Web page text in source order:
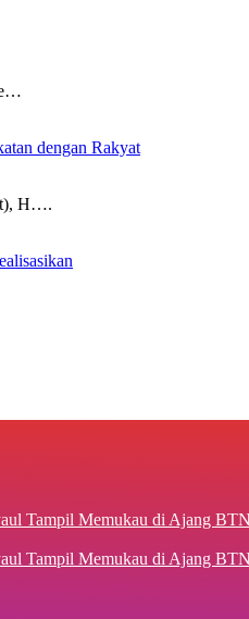
dengan Rakyat
H….
Tampil Memukau di Ajang